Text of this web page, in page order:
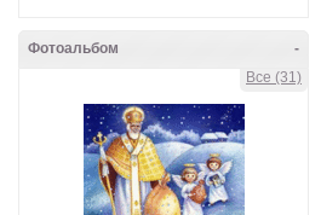
-
Фотоальбом
Все (31)